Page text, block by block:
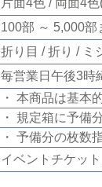
片面4色 / 両面4
100部 ～ 5,000
折り目 / 折り / ミ
毎営業日午後3時
・ 本商品は基本
・ 規定箱に予備
・ 予備分の枚数
イベントチケッ